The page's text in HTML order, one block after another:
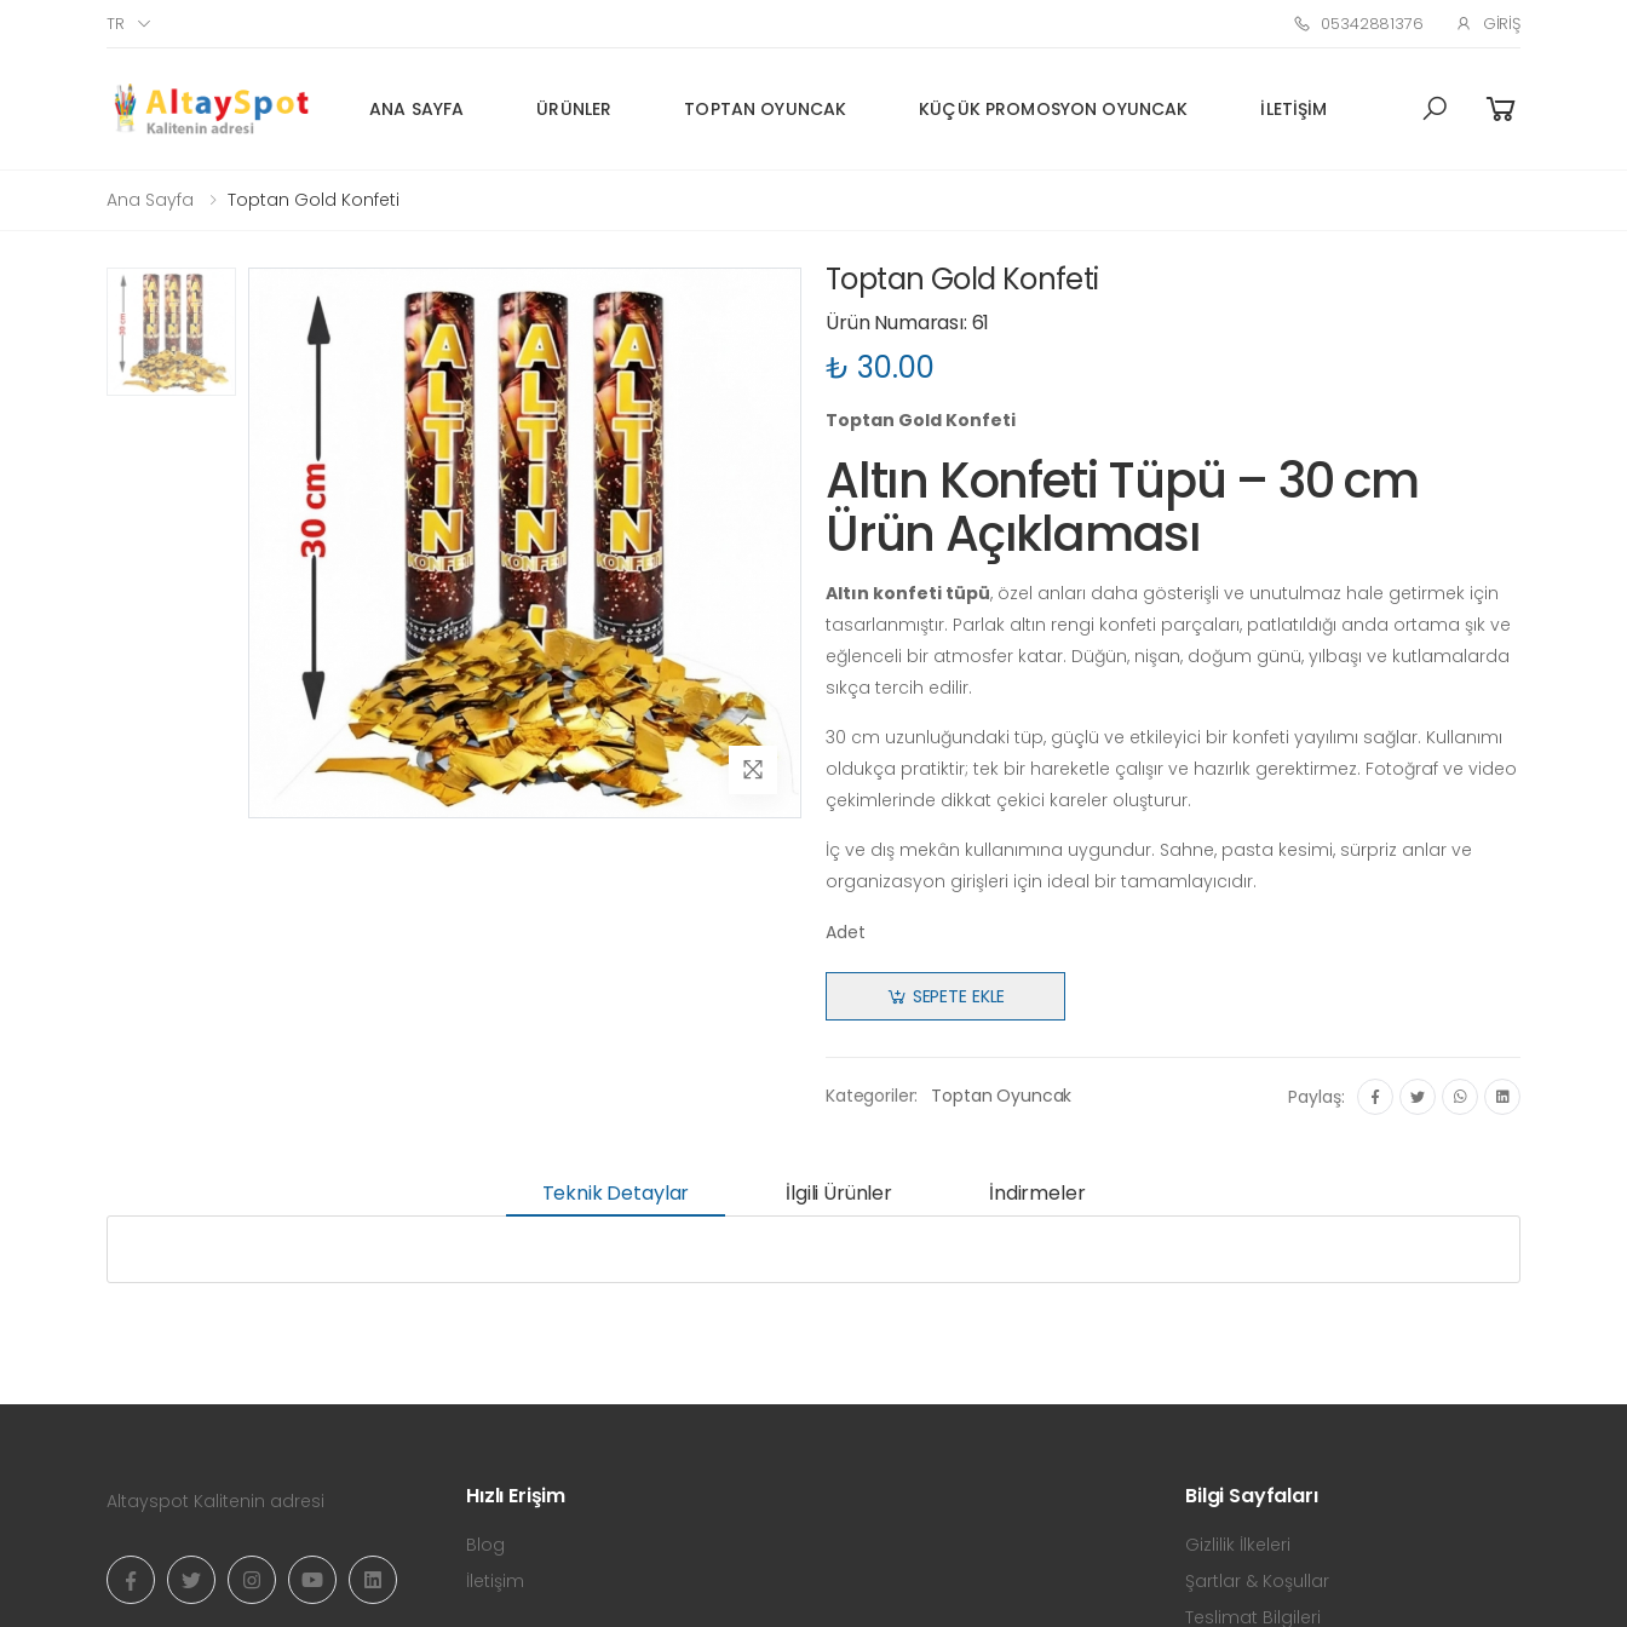
TR 05342881376 GIRIŞ
ANA SAYFA ÜRÜNLER TOPTAN OYUNCAK KÜÇÜK PROMOSYON OYUNCAK İLETIŞIM
Ana Sayfa Toptan Gold Konfeti
Toptan Gold Konfeti
Ürün Numarası: 61
₺ 30.00
Toptan Gold Konfeti
Altın Konfeti Tüpü – 30 cm
Ürün Açıklaması
Altın konfeti tüpü, özel anları daha gösterişli ve unutulmaz hale getirmek için
tasarlanmıştır. Parlak altın rengi konfeti parçaları, patlatıldığı anda ortama şık ve
eğlenceli bir atmosfer katar. Düğün, nişan, doğum günü, yılbaşı ve kutlamalarda
sıkça tercih edilir.
30 cm uzunluğundaki tüp, güçlü ve etkileyici bir konfeti yayılımı sağlar. Kullanımı
oldukça pratiktir; tek bir hareketle çalışır ve hazırlık gerektirmez. Fotoğraf ve video
çekimlerinde dikkat çekici kareler oluşturur.
İç ve dış mekân kullanımına uygundur. Sahne, pasta kesimi, sürpriz anlar ve
organizasyon girişleri için ideal bir tamamlayıcıdır.
Adet
SEPETE EKLE
Kategoriler: Toptan Oyuncak Paylaş:
Teknik Detaylar İlgili Ürünler İndirmeler
Altayspot Kalitenin adresi Hızlı Erişim
Blog
İletişim
Bilgi Sayfaları
Gizlilik İlkeleri
Şartlar & Koşullar
Teslimat Bilgileri